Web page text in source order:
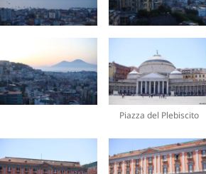
Piazza del Plebiscito